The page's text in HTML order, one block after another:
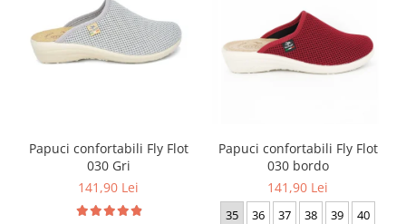
Papuci confortabili Fly Flot
030 Gri
141,90 Lei
Papuci confortabili Fly Flot
030 bordo
141,90 Lei
35 36 37 38 39
40